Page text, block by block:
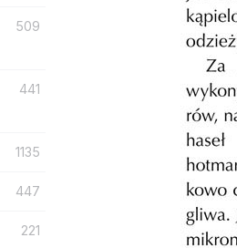
509
441
1135
447
221